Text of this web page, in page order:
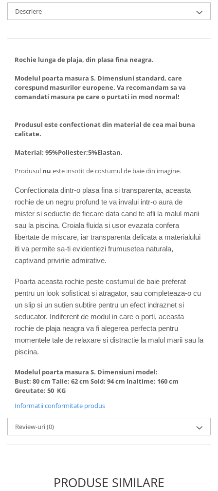
Descriere
Rochie lunga de plaja, din plasa fina neagra.
Modelul poarta masura S. Dimensiuni standard, care
corespund masurilor europene. Va recomandam sa va
comandati masura pe care o purtati in mod normal!
Produsul este confectionat din material de cea mai buna
calitate.
Material: 95%Poliester;5%Elastan.
Produsul nu este insotit de costumul de baie din imagine.
Confectionata dintr-o plasa fina si transparenta, aceasta
rochie de un negru profund te va invalui intr-o aura de
mister si seductie de fiecare data cand te afli la malul marii
sau la piscina. Croiala fluida si usor evazata confera
libertate de miscare, iar transparenta delicata a materialului
iti va permite sa-ti evidentiezi frumusetea naturala,
captivand privirile admirative.
Poarta aceasta rochie peste costumul de baie preferat
pentru un look sofisticat si atragator, sau completeaza-o cu
un slip si un sutien subtire pentru un efect indraznet si
seducator. Indiferent de modul in care o porti, aceasta
rochie de plaja neagra va fi alegerea perfecta pentru
momentele tale de relaxare si distractie la malul marii sau la
piscina.
Modelul poarta masura S. Dimensiuni model:
Bust: 80 cm Talie: 62 cm Sold: 94 cm Inaltime: 160 cm
Greutate: 50 KG
Informatii conformitate produs
Review-uri(0)
PRODUSE SIMILARE